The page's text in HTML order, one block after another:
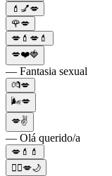
💄💅💋
🌹💋
💋💄💋💄
💋❤️🍓
— Fantasia sexual
💏💋
🌬💋
💋✌
— Olá querido/a
💋💄💄
🧛‍♀️💋🌙